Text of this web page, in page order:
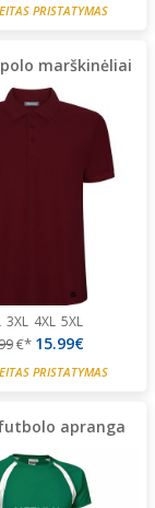
PRISTATYMAS
marškinėliai
3XL 4XL 5XL
€* 15.99€
PRISTATYMAS
apranga